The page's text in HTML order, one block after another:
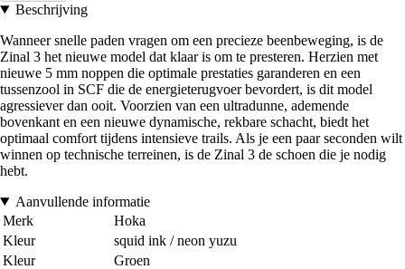
Beschrijving
Wanneer snelle paden vragen om een precieze beenbeweging, is de
Zinal 3 het nieuwe model dat klaar is om te presteren. Herzien met
nieuwe 5 mm noppen die optimale prestaties garanderen en een
tussenzool in SCF die de energieterugvoer bevordert, is dit model
agressiever dan ooit. Voorzien van een ultradunne, ademende
bovenkant en een nieuwe dynamische, rekbare schacht, biedt het
optimaal comfort tijdens intensieve trails. Als je een paar seconden wilt
winnen op technische terreinen, is de Zinal 3 de schoen die je nodig
hebt.
Aanvullende informatie
Merk
Hoka
Kleur
squid ink / neon yuzu
Kleur
Groen